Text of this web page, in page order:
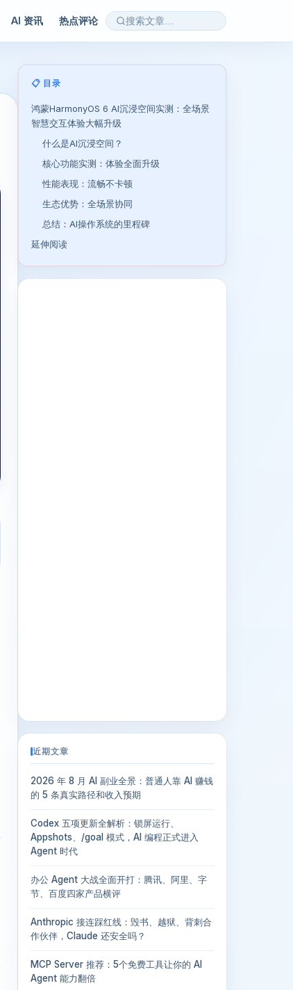
AI 资讯 热点评论
📋 目录
鸿蒙HarmonyOS 6 AI沉浸空间实测：全场景
智慧交互体验大幅升级
什么是AI沉浸空间？
核心功能实测：体验全面升级
性能表现：流畅不卡顿
生态优势：全场景协同
总结：AI操作系统的里程碑
延伸阅读
近期文章
2026 年 8 月 AI 副业全景：普通人靠 AI 赚钱
的 5 条真实路径和收入预期
Codex 五项更新全解析：锁屏运行、
Appshots、/goal 模式，AI 编程正式进入
Agent 时代
办公 Agent 大战全面开打：腾讯、阿里、字
节、百度四家产品横评
Anthropic 接连踩红线：毁书、越狱、背刺合
作伙伴，Claude 还安全吗？
MCP Server 推荐：5个免费工具让你的 AI
Agent 能力翻倍